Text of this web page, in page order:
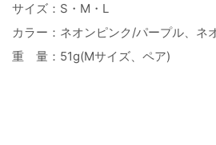
サイズ：S・M・L
カラー：ネオンピンク/パープル、ネ
重 量：51g(Mサイズ、ペア)